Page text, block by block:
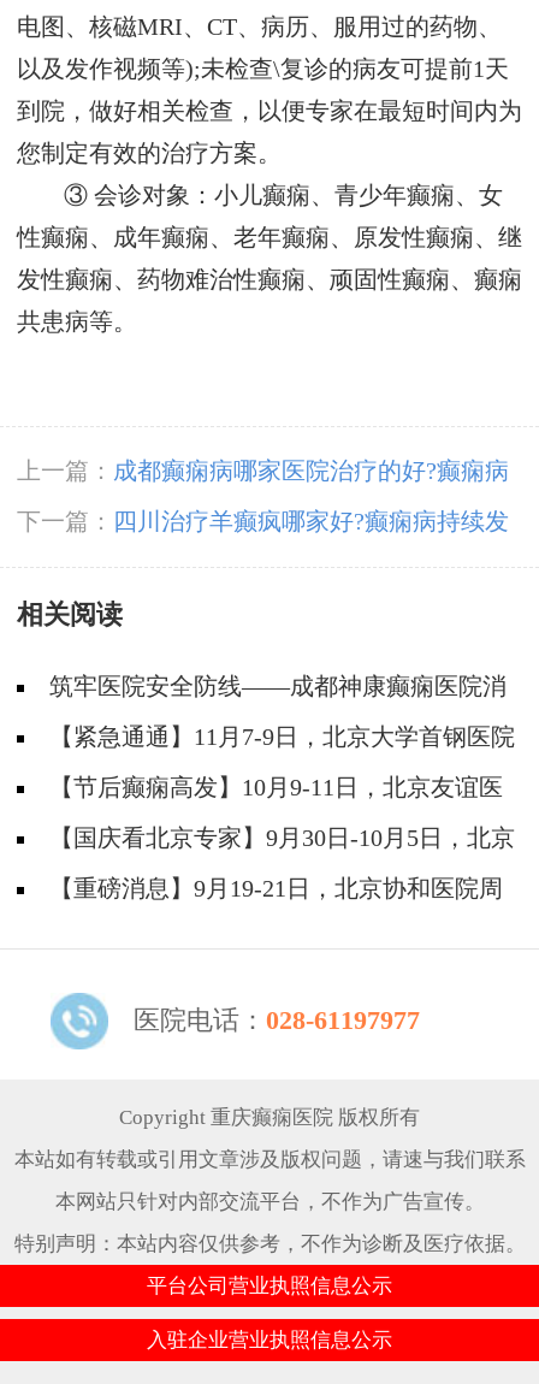
电图、核磁MRI、CT、病历、服用过的药物、
以及发作视频等);未检查\复诊的病友可提前1天
到院，做好相关检查，以便专家在最短时间内为
您制定有效的治疗方案。
③ 会诊对象：小儿癫痫、青少年癫痫、女
性癫痫、成年癫痫、老年癫痫、原发性癫痫、继
发性癫痫、药物难治性癫痫、顽固性癫痫、癫痫
共患病等。
上一篇： 成都癫痫病哪家医院治疗的好?癫痫病
如何更好的治疗和护理?
下一篇：
四川治疗羊癫疯哪家好?癫痫病持续发
作时应该怎么办?
相关阅读
筑牢医院安全防线——成都神康癫痫医院消
防安全培训纪实
【紧急通通】11月7-9日，北京大学首钢医院
神经内科胡颖教授亲临成都会诊，破解癫痫疑难
【节后癫痫高发】10月9-11日，北京友谊医
院陈葵博士免费会诊+治疗援助，破解癫痫难
题！
【国庆看北京专家】9月30日-10月5日，北京
天坛&首钢医院两大专家蓉城亲诊+癫痫大额救
【重磅消息】9月19-21日，北京协和医院周
线！
医院电话： 028-61197977
Copyright 重庆癫痫医院 版权所有
本站如有转载或引用文章涉及版权问题，请速与我们联系
本网站只针对内部交流平台，不作为广告宣传。
特别声明：本站内容仅供参考，不作为诊断及医疗依据。
平台公司营业执照信息公示
入驻企业营业执照信息公示